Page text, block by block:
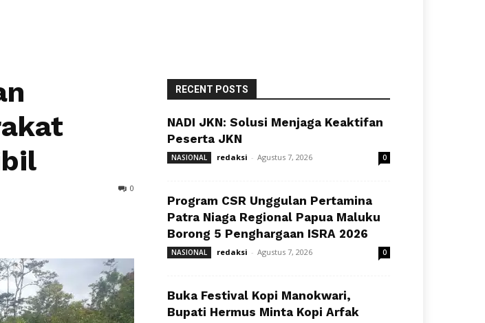
0
RECENT POSTS
NADI JKN: Solusi Menjaga Keaktifan
Peserta JKN
NASIONAL redaksi - Agustus 7, 2026 0
Program CSR Unggulan Pertamina
Patra Niaga Regional Papua Maluku
Borong 5 Penghargaan ISRA 2026
NASIONAL redaksi - Agustus 7, 2026 0
Buka Festival Kopi Manokwari,
Bupati Hermus Minta Kopi Arfak